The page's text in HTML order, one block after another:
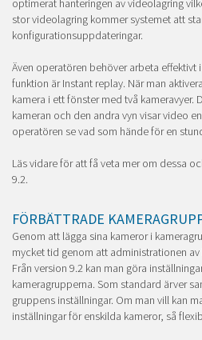
optimerat hanteringen av videolagring
stor videolagring kommer systemet att
konfigurationsuppdateringar.
Även operatören behöver arbeta effektivt
funktion är Instant replay. När man
kamera i ett fönster med två kameravyer.
kameran och den andra vyn visar video
operatören se vad som hände för en
Läs vidare för att få veta mer om dessa
9.2.
FÖRBÄTTRADE
Genom att lägga sina kameror i
mycket tid genom att administrationen
Från version 9.2 kan man göra
kameragrupperna. Som standard ärver
gruppens inställningar. Om man vill kan
inställningar för enskilda kameror, så